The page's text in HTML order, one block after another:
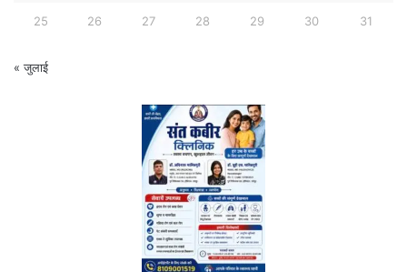
25 26 27 28 29 30 31
« जुलाई